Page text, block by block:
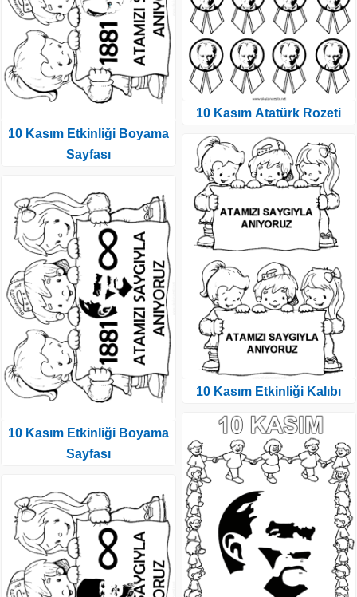
10 Kasım Etkinliği Boyama
Sayfası
10 Kasım Etkinliği Boyama
Sayfası
10 Kasım Atatürk Rozeti
10 Kasım Etkinliği Kalıbı